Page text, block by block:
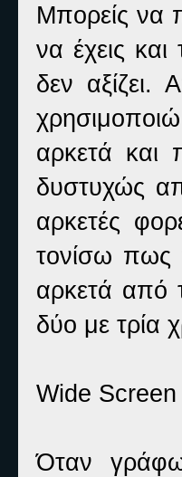
Μπορείς να
να έχεις
δεν
αρκετά και
δυστυχώς
αρκετές
τονίσω πως
αρκετά από
δύο με τρία
Wide
Όταν